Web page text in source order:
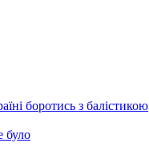
боротись з балістикою
було